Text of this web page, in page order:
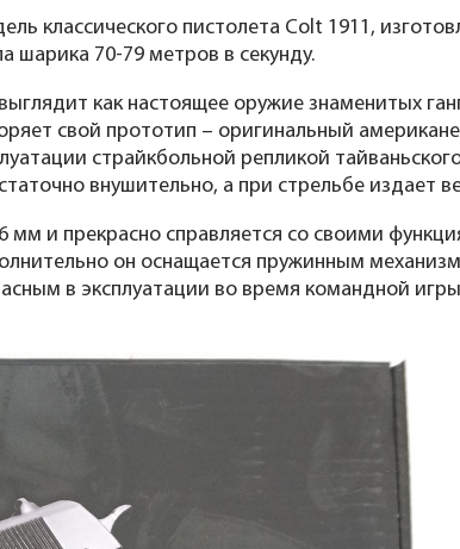
классического пистолета Colt 1911,
шарика 70-79 метров в секунду.
как настоящее оружие знаменитых
свой прототип – оригинальный
страйкбольной репликой
внушительно, а при стрельбе издает
и прекрасно справляется со своими
он оснащается пружинным
в эксплуатации во время командной